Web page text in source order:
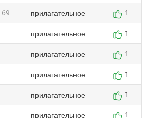
69 прилагательное 1
прилагательное 1
прилагательное 1
прилагательное 1
прилагательное 1
прилагательное 1